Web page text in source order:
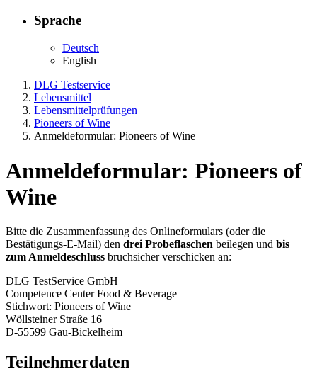
Sprache
Deutsch
English
DLG Testservice
Lebensmittel
Lebensmittelprüfungen
Pioneers of Wine
Anmeldeformular: Pioneers of Wine
Anmeldeformular: Pioneers of
Wine
Bitte die Zusammenfassung des Onlineformulars (oder die
Bestätigungs-E-Mail) den drei Probeflaschen beilegen und bis
zum Anmeldeschluss bruchsicher verschicken an:
DLG TestService GmbH
Competence Center Food & Beverage
Stichwort: Pioneers of Wine
Wöllsteiner Straße 16
D-55599 Gau-Bickelheim
Teilnehmerdaten